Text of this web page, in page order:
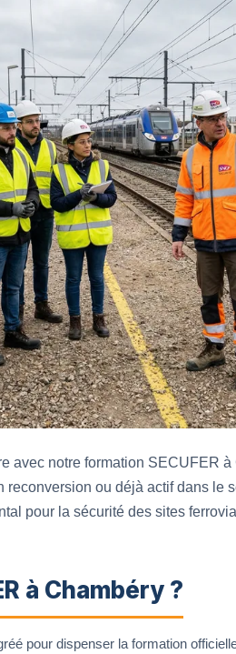
avec notre formation SECUFER
ou déjà actif dans le
pour la sécurité des sites
à Chambéry ?
pour dispenser la formation